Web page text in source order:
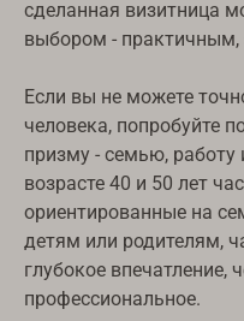
сделанная визитница
выбором -
Если вы не можете
человека, попробуйте
призму - семью,
возрасте 40 и 50 лет
ориентированные на
детям или родителям,
глубокое впечатление,
профессиональное.